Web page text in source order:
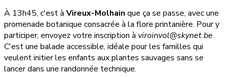
À 13h45, c'est à Vireux-Molhain que ça se passe, avec une
promenade botanique consacrée à la flore printanière. Pour y
participer, envoyez votre inscription à viroinvol@skynet.be.
C'est une balade accessible, idéale pour les familles qui
veulent initier les enfants aux plantes sauvages sans se
lancer dans une randonnée technique.